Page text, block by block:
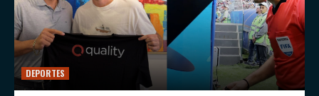
DEPORTES